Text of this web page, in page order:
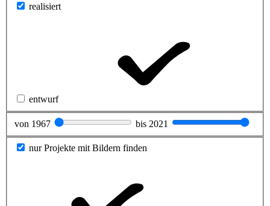
realisiert
entwurf
von 1967 bis 2021
nur Projekte mit Bildern finden